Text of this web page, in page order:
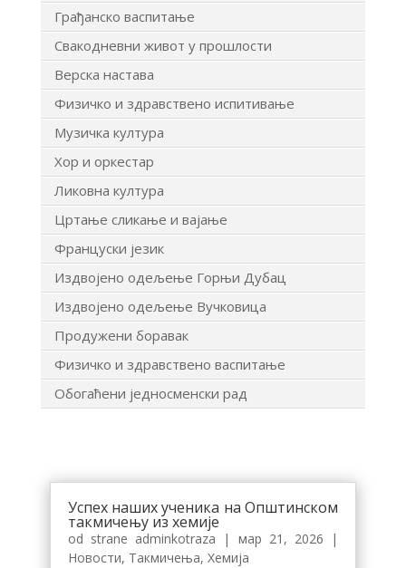
Грађанско васпитање
Свакодневни живот у прошлости
Верска настава
Физичко и здравствено испитивање
Музичка култура
Хор и оркестар
Ликовна култура
Цртање сликање и вајање
Француски језик
Издвојено одељење Горњи Дубац
Издвојено одељење Вучковица
Продужени боравак
Физичко и здравствено васпитање
Обогаћени једносменски рад
Успех наших ученика на Општинском
такмичењу из хемије
od strane adminkotraza | мар 21, 2026 |
Новости, Такмичења, Хемија